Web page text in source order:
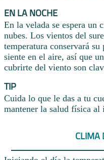
EN LA NOCHE
En la velada se espera un
nubes. Los vientos del
temperatura conservará
siente en el aire, así que
cubrirte del viento son
TIP
Cuida lo que le das a tu
mantener la salud física
CLIMA